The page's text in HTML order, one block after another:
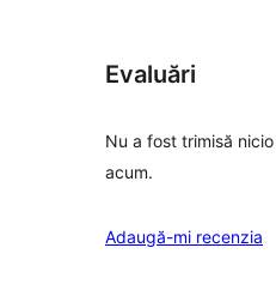
Evaluări
Nu a fost trimisă
acum.
Adaugă-mi recenzia